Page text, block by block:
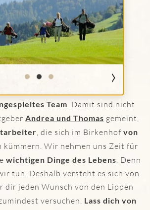
BIRKENHOF OBERSTAUFEN
IM HOTEL
Team. Damit sind nicht
Andrea und Thomas gemeint,
, die sich im Birkenhof von
kümmern. Wir nehmen uns Zeit für
wichtigen Dinge des Lebens. Denn
tun. Deshalb versteht es sich von
dir jeden Wunsch von den Lippen
versuchen. Lass dich von
›